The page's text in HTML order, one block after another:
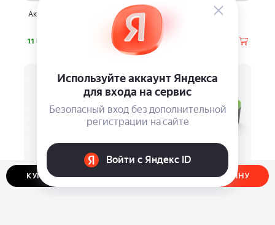
КУПИТЬ В ОДИН КЛИК ДОБАВИТЬ В КОРЗИНУ
Аккумуляторный пылесос
11 590
Автокомпрессор
8 990
5 салфеток Novelizer,
Зарядка Greenworks 24 В